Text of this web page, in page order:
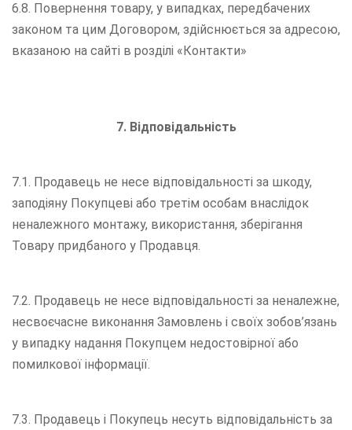
6.8. Повернення товару, у випадках, передбачених
законом та цим Договором, здійснюється за адресою,
вказаною на сайті в розділі «Контакти»
7. Відповідальність
7.1. Продавець не несе відповідальності за шкоду,
заподіяну Покупцеві або третім особам внаслідок
неналежного монтажу, використання, зберігання
Товару придбаного у Продавця.
7.2. Продавець не несе відповідальності за неналежне,
несвоєчасне виконання Замовлень і своїх зобов’язань
у випадку надання Покупцем недостовірної або
помилкової інформації.
7.3. Продавець і Покупець несуть відповідальність за